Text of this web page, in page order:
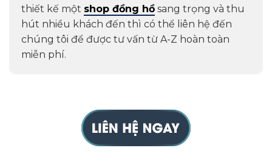
thiết kế một shop đồng hồ sang trọng và thu
hút nhiều khách đến thì có thể liên hệ đến
chúng tôi để được tư vấn từ A-Z hoàn toàn
miễn phí.